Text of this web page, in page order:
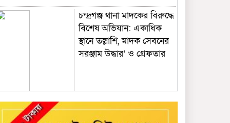
চন্দ্রগঞ্জ থানা মাদকের বিরুদ্ধে
বিশেষ অভিযান: একাধিক
স্থানে তল্লাশি, মাদক সেবনের
সরঞ্জাম উদ্ধার’ ও গ্রেফতার